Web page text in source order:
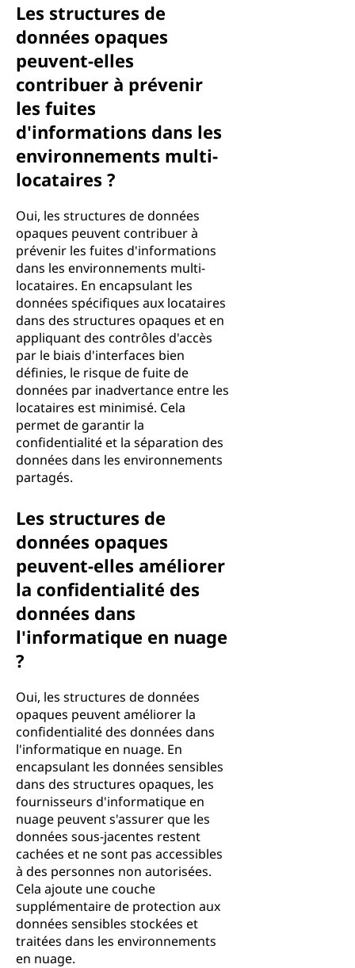
Les structures de
données opaques
peuvent-elles
contribuer à prévenir
les fuites
d'informations dans les
environnements multi-
locataires ?
Oui, les structures de données
opaques peuvent contribuer à
prévenir les fuites d'informations
dans les environnements multi-
locataires. En encapsulant les
données spécifiques aux locataires
dans des structures opaques et en
appliquant des contrôles d'accès
par le biais d'interfaces bien
définies, le risque de fuite de
données par inadvertance entre les
locataires est minimisé. Cela
permet de garantir la
confidentialité et la séparation des
données dans les environnements
partagés.
Les structures de
données opaques
peuvent-elles améliorer
la confidentialité des
données dans
l'informatique en nuage
?
Oui, les structures de données
opaques peuvent améliorer la
confidentialité des données dans
l'informatique en nuage. En
encapsulant les données sensibles
dans des structures opaques, les
fournisseurs d'informatique en
nuage peuvent s'assurer que les
données sous-jacentes restent
cachées et ne sont pas accessibles
à des personnes non autorisées.
Cela ajoute une couche
supplémentaire de protection aux
données sensibles stockées et
traitées dans les environnements
en nuage.